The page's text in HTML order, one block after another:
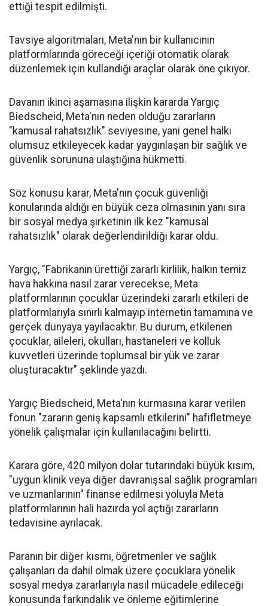
ettiği tespit edilmişti.
Tavsiye algoritmaları, Meta'nın bir kullanıcının
platformlarında göreceği içeriği otomatik olarak
düzenlemek için kullandığı araçlar olarak öne çıkıyor.
Davanın ikinci aşamasına ilişkin kararda Yargıç
Biedscheid, Meta'nın neden olduğu zararların
"kamusal rahatsızlık" seviyesine, yani genel halkı
olumsuz etkileyecek kadar yaygınlaşan bir sağlık ve
güvenlik sorununa ulaştığına hükmetti.
Söz konusu karar, Meta'nın çocuk güvenliği
konularında aldığı en büyük ceza olmasının yanı sıra
bir sosyal medya şirketinin ilk kez "kamusal
rahatsızlık" olarak değerlendirildiği karar oldu.
Yargıç, "Fabrikanın ürettiği zararlı kirlilik, halkın temiz
hava hakkına nasıl zarar verecekse, Meta
platformlarının çocuklar üzerindeki zararlı etkileri de
platformlarıyla sınırlı kalmayıp internetin tamamına ve
gerçek dünyaya yayılacaktır. Bu durum, etkilenen
çocuklar, aileleri, okulları, hastaneleri ve kolluk
kuvvetleri üzerinde toplumsal bir yük ve zarar
oluşturacaktır" şeklinde yazdı.
Yargıç Biedscheid, Meta'nın kurmasına karar verilen
fonun "zararın geniş kapsamlı etkilerini" hafifletmeye
yönelik çalışmalar için kullanılacağını belirtti.
Karara göre, 420 milyon dolar tutarındaki büyük kısım,
"uygun klinik veya diğer davranışsal sağlık programları
ve uzmanlarının" finanse edilmesi yoluyla Meta
platformlarının hali hazırda yol açtığı zararların
tedavisine ayrılacak.
Paranın bir diğer kısmı, öğretmenler ve sağlık
çalışanları da dahil olmak üzere çocuklara yönelik
sosyal medya zararlarıyla nasıl mücadele edileceği
konusunda farkındalık ve önleme eğitimlerine